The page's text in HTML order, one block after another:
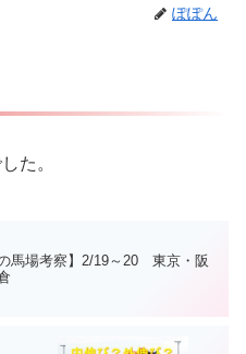
ぽぽん
た。
の馬場考察】2/19～20 東京・阪